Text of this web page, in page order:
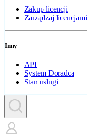
Zakup licencji
Zarządzaj licencjami
Inny
API
System Doradca
Stan usługi